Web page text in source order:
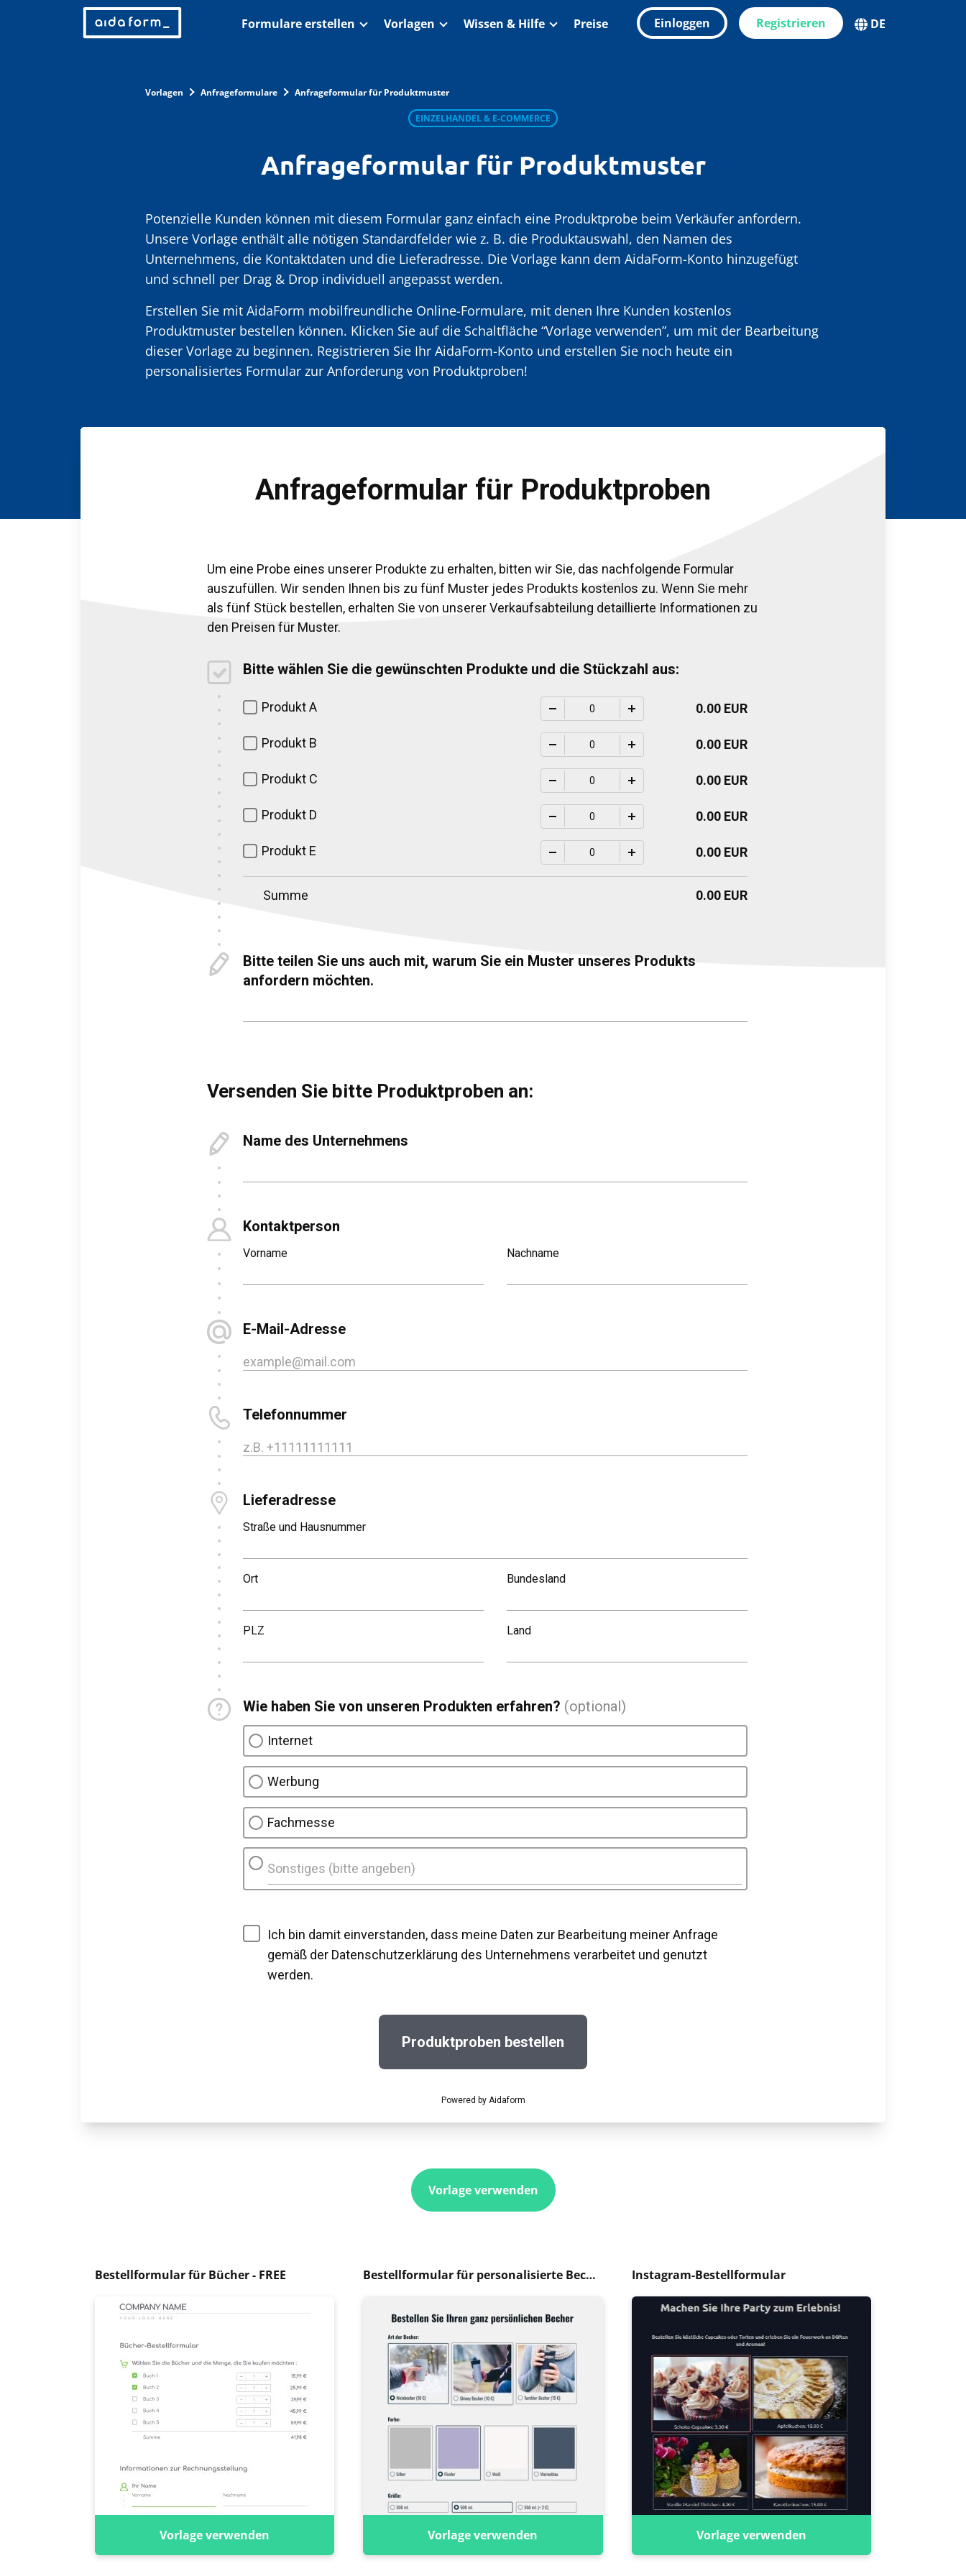
Formulare erstellen Vorlagen Wissen & Hilfe Preise Einloggen Registrieren DE
Vorlagen Anfrageformulare Anfrageformular für Produktmuster
EINZELHANDEL & E-COMMERCE
Anfrageformular für Produktmuster
Potenzielle Kunden können mit diesem Formular ganz einfach eine Produktprobe beim Verkäufer anfordern.
Unsere Vorlage enthält alle nötigen Standardfelder wie z. B. die Produktauswahl, den Namen des
Unternehmens, die Kontaktdaten und die Lieferadresse. Die Vorlage kann dem AidaForm-Konto hinzugefügt
und schnell per Drag & Drop individuell angepasst werden.
Erstellen Sie mit AidaForm mobilfreundliche Online-Formulare, mit denen Ihre Kunden kostenlos
Produktmuster bestellen können. Klicken Sie auf die Schaltfläche “Vorlage verwenden”, um mit der Bearbeitung
dieser Vorlage zu beginnen. Registrieren Sie Ihr AidaForm-Konto und erstellen Sie noch heute ein
personalisiertes Formular zur Anforderung von Produktproben!
Vorlage verwenden
Bestellformular für Bücher - FREE
Vorlage verwenden
Bestellformular für personalisierte Becher
Vorlage verwenden
Instagram-Bestellformular
Vorlage verwenden